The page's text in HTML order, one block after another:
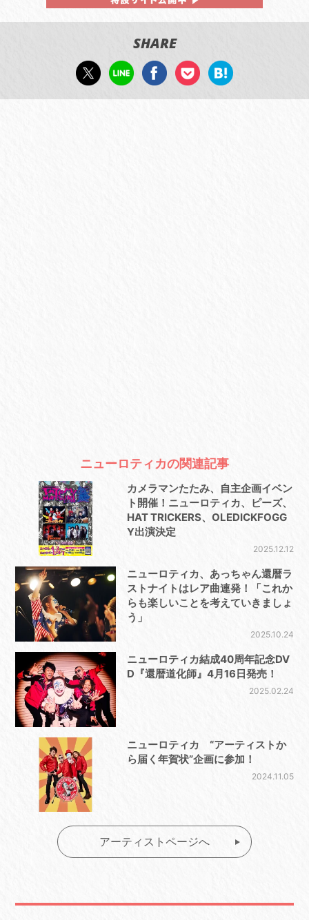
SHARE
ニューロティカの関連記事
カメラマンたたみ、自主企画イベン
ト開催！ニューロティカ、ピーズ、
HAT TRICKERS、OLEDICKFOGG
Y出演決定
2025.12.12
ニューロティカ、あっちゃん還暦ラ
ストナイトはレア曲連発！「これか
らも楽しいことを考えていきましょ
う」
2025.10.24
ニューロティカ結成40周年記念DV
D『還暦道化師』4月16日発売！
2025.02.24
ニューロティカ “アーティストか
ら届く年賀状”企画に参加！
2024.11.05
アーティストページへ